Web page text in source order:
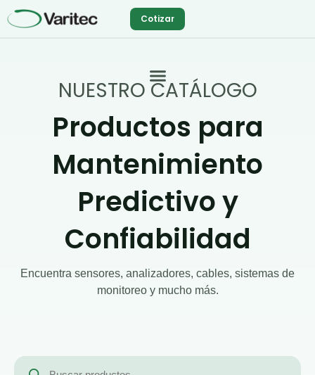
al
Cotizar
NUESTRO CATÁLOGO
Productos para
Mantenimiento
Predictivo y
Confiabilidad
Encuentra sensores, analizadores, cables, sistemas de
monitoreo y mucho más.
Búsqueda